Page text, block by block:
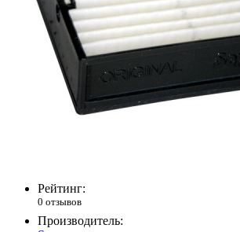
Рейтинг:
0 отзывов
Производитель: